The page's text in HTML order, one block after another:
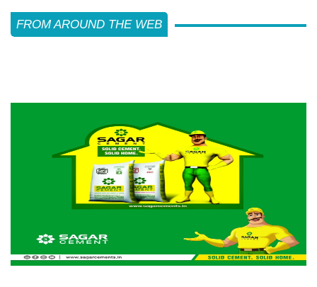
FROM AROUND THE WEB